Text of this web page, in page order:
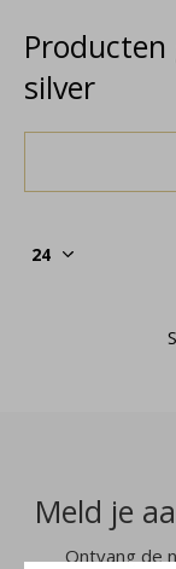
silver
Meld je
Ontvang de